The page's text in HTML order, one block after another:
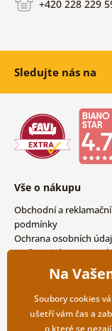
+420 228 229
Sledujte nás na
Vše o nákupu
Obchodní a reklamační
podmínky
Ochrana osobních
Možnosti dopravy a
Vrácení zboží
Na
Soubory cookies
ušetří vám čas a
o které se